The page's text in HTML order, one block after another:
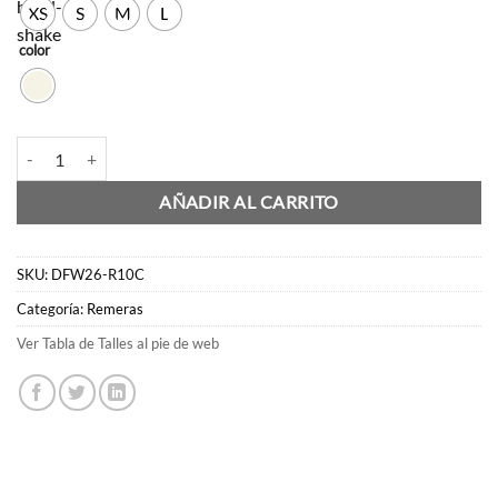
XS S M L
color
AÑADIR AL CARRITO
SKU: DFW26-R10C
Categoría: Remeras
Ver Tabla de Talles al pie de web